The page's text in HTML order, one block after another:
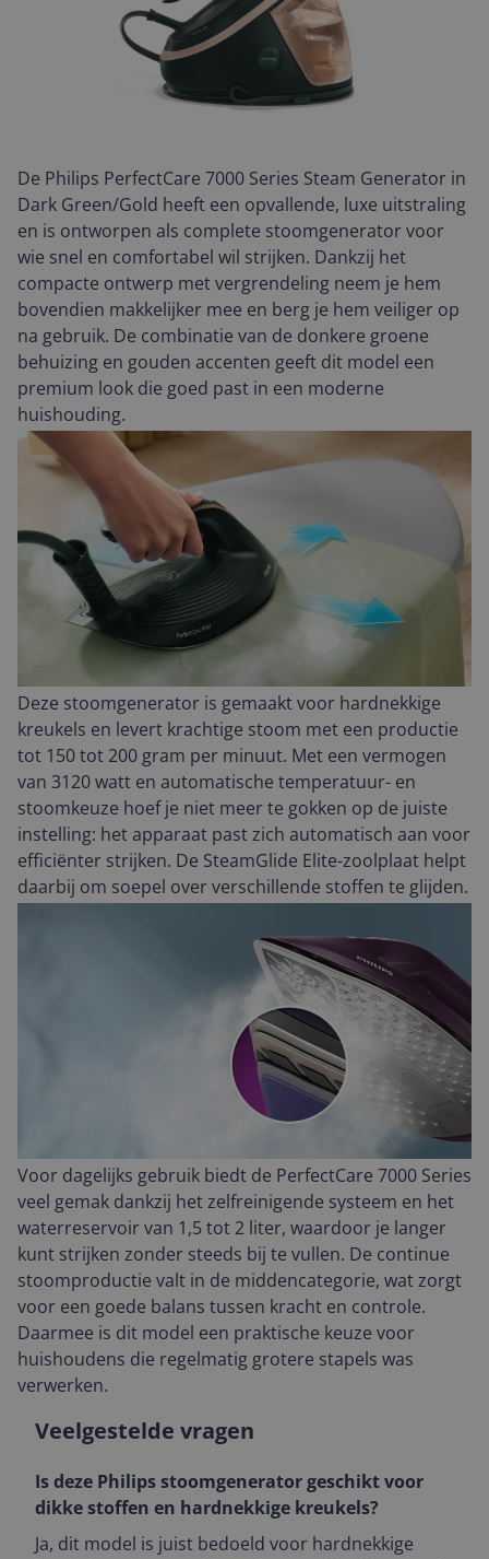
De Philips PerfectCare 7000 Series Steam Generator in
Dark Green/Gold heeft een opvallende, luxe uitstraling
en is ontworpen als complete stoomgenerator voor
wie snel en comfortabel wil strijken. Dankzij het
compacte ontwerp met vergrendeling neem je hem
bovendien makkelijker mee en berg je hem veiliger op
na gebruik. De combinatie van de donkere groene
behuizing en gouden accenten geeft dit model een
premium look die goed past in een moderne
huishouding.
Deze stoomgenerator is gemaakt voor hardnekkige
kreukels en levert krachtige stoom met een productie
tot 150 tot 200 gram per minuut. Met een vermogen
van 3120 watt en automatische temperatuur- en
stoomkeuze hoef je niet meer te gokken op de juiste
instelling: het apparaat past zich automatisch aan voor
efficiënter strijken. De SteamGlide Elite-zoolplaat helpt
daarbij om soepel over verschillende stoffen te glijden.
Voor dagelijks gebruik biedt de PerfectCare 7000 Series
veel gemak dankzij het zelfreinigende systeem en het
waterreservoir van 1,5 tot 2 liter, waardoor je langer
kunt strijken zonder steeds bij te vullen. De continue
stoomproductie valt in de middencategorie, wat zorgt
voor een goede balans tussen kracht en controle.
Daarmee is dit model een praktische keuze voor
huishoudens die regelmatig grotere stapels was
verwerken.
Veelgestelde vragen
Is deze Philips stoomgenerator geschikt voor
dikke stoffen en hardnekkige kreukels?
Ja, dit model is juist bedoeld voor hardnekkige